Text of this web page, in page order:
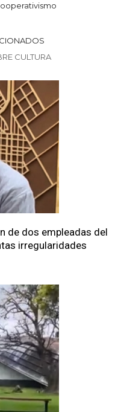
CULTURA
de dos empleadas del
irregularidades